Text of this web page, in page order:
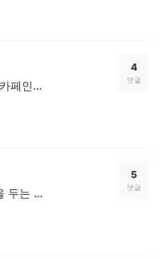
🥤 동탄 중리길 숨은 숲속 대형카페 카페인중리
4
댓글
😓아파트 복도에 개인 자전거와 짐을 두는 것, 이웃을 향한 민폐일까요?
5
댓글